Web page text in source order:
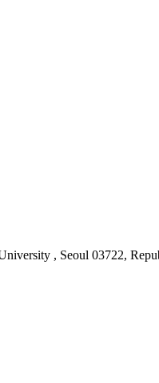
, Seoul 03722,